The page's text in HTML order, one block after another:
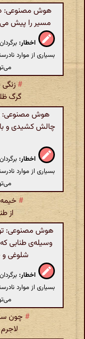
هوش مصنوعی: در
مسیر را پیش
اخطار:
بسیاری از موارد
#
گرگ
هوش مصنوعی:
چالش کشیدی و
اخطار:
بسیاری از موارد
#
از
هوش مصنوعی: تو
وسیله‌ی طنابی
شلوغی
اخطار:
بسیاری از موارد
# چون